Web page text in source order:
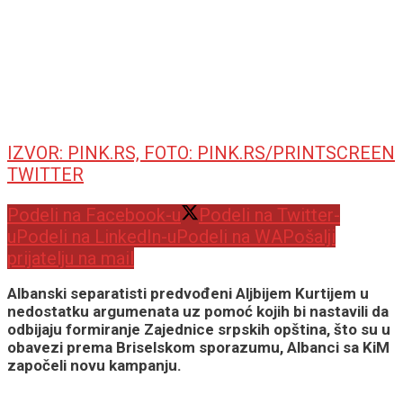
IZVOR: PINK.RS, FOTO: PINK.RS/PRINTSCREEN
TWITTER
Podeli na Facebook-u
Podeli na Twitter-
uPodeli na LinkedIn-uPodeli na WAPošalji
prijatelju na mail
Albanski separatisti predvođeni Aljbijem Kurtijem u
nedostatku argumenata uz pomoć kojih bi nastavili da
odbijaju formiranje Zajednice srpskih opština, što su u
obavezi prema Briselskom sporazumu, Albanci sa KiM
započeli novu kampanju.